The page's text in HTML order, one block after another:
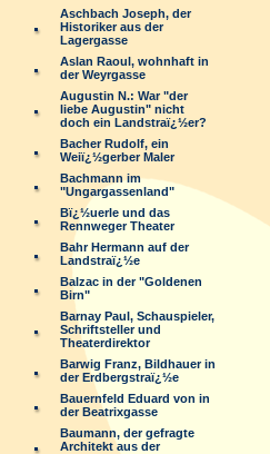
Aschbach Joseph, der
Historiker aus der
Lagergasse
Aslan Raoul, wohnhaft in
der Weyrgasse
Augustin N.: War "der
liebe Augustin" nicht
doch ein Landstraï¿½er?
Bacher Rudolf, ein
Weiï¿½gerber Maler
Bachmann im
"Ungargassenland"
Bï¿½uerle und das
Rennweger Theater
Bahr Hermann auf der
Landstraï¿½e
Balzac in der "Goldenen
Birn"
Barnay Paul, Schauspieler,
Schriftsteller und
Theaterdirektor
Barwig Franz, Bildhauer in
der Erdbergstraï¿½e
Bauernfeld Eduard von in
der Beatrixgasse
Baumann, der gefragte
Architekt aus der